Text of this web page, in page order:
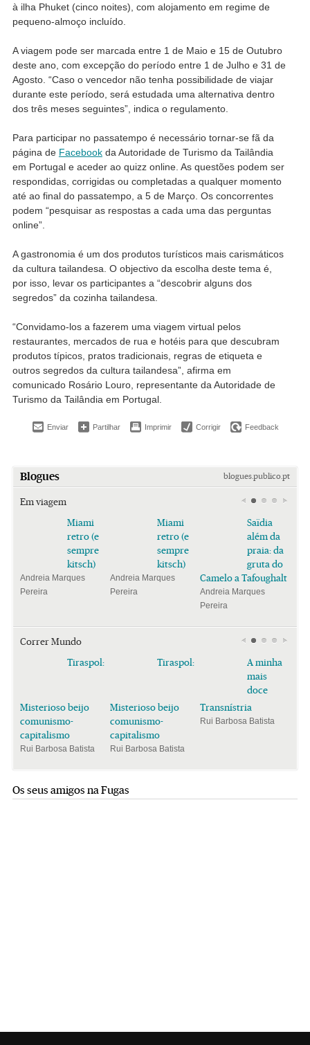
à ilha Phuket (cinco noites), com alojamento em regime de
pequeno-almoço incluído.
A viagem pode ser marcada entre 1 de Maio e 15 de Outubro
deste ano, com excepção do período entre 1 de Julho e 31 de
Agosto. “Caso o vencedor não tenha possibilidade de viajar
durante este período, será estudada uma alternativa dentro
dos três meses seguintes”, indica o regulamento.
Para participar no passatempo é necessário tornar-se fã da
página de Facebookda Autoridade de Turismo da Tailândia
em Portugal e aceder ao quizz online. As questões podem ser
respondidas, corrigidas ou completadas a qualquer momento
até ao final do passatempo, a 5 de Março. Os concorrentes
podem “pesquisar as respostas a cada uma das perguntas
online”.
A gastronomia é um dos produtos turísticos mais carismáticos
da cultura tailandesa. O objectivo da escolha deste tema é,
por isso, levar os participantes a “descobrir alguns dos
segredos” da cozinha tailandesa.
“Convidamo-los a fazerem uma viagem virtual pelos
restaurantes, mercados de rua e hotéis para que descubram
produtos típicos, pratos tradicionais, regras de etiqueta e
outros segredos da cultura tailandesa”, afirma em
comunicado Rosário Louro, representante da Autoridade de
Turismo da Tailândia em Portugal.
Enviar Partilhar Imprimir Corrigir Feedback
Blogues blogues.publico.pt
Em viagem
Miami
retro (e
sempre
kitsch)
Andreia Marques
Pereira
Miami
retro (e
sempre
kitsch)
Andreia Marques
Pereira
Saïdia
além da
praia: da
gruta do
Camelo a Tafoughalt
Andreia Marques
Pereira
Correr Mundo
Tiraspol:
Misterioso beijo
comunismo-
capitalismo
Rui Barbosa Batista
Tiraspol:
Misterioso beijo
comunismo-
capitalismo
Rui Barbosa Batista
A minha
mais
doce
Transnístria
Rui Barbosa Batista
Os seus amigos na Fugas